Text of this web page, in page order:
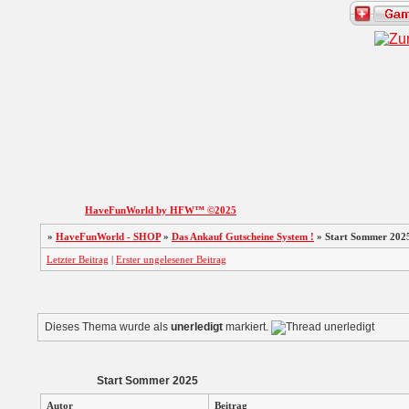
HaveFunWorld by HFW™ ©2025
» HaveFunWorld - SHOP» Das Ankauf Gutscheine System ! » Start Sommer
Letzter Beitrag | Erster ungelesener Beitrag
Dieses Thema wurde als unerledigt markiert.
Start Sommer 2025
Autor Beitrag